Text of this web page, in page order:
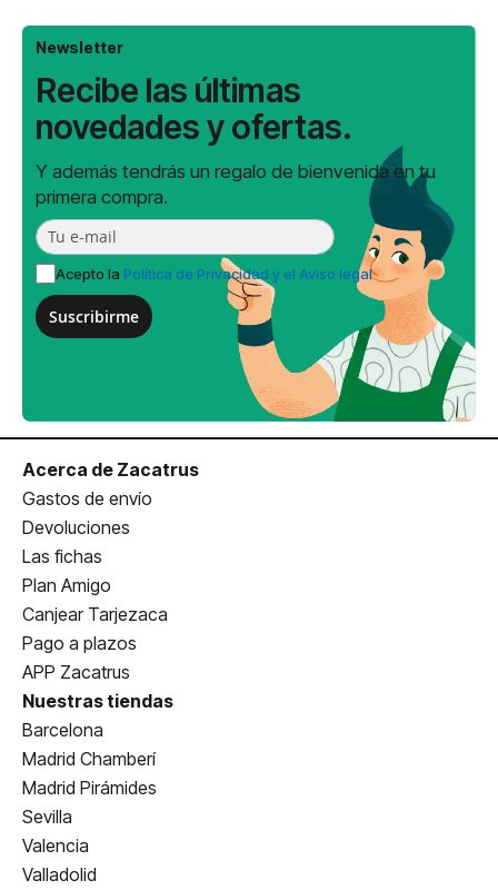
Newsletter
Recibe las últimas
novedades y ofertas.
Y además tendrás un regalo de bienvenida en tu
primera compra.
Acepto la Política de Privacidad y el Aviso legal
Suscribirme
Acerca de Zacatrus
Gastos de envío
Devoluciones
Las fichas
Plan Amigo
Canjear Tarjezaca
Pago a plazos
APP Zacatrus
Nuestras tiendas
Barcelona
Madrid Chamberí
Madrid Pirámides
Sevilla
Valencia
Valladolid